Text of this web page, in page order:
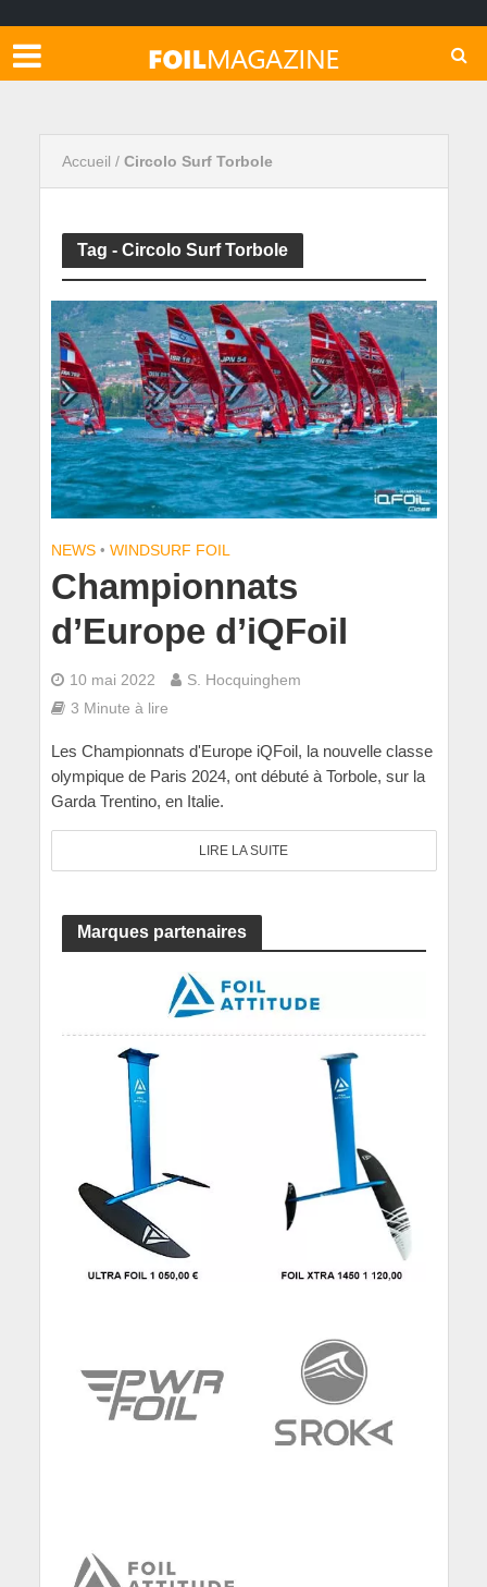
Accueil / Circolo Surf Torbole
Tag - Circolo Surf Torbole
NEWS • WINDSURF FOIL
Championnats
d’Europe d’iQFoil
10 mai 2022
S. Hocquinghem
3 Minute à lire
Les Championnats d'Europe iQFoil, la nouvelle classe
olympique de Paris 2024, ont débuté à Torbole, sur la
Garda Trentino, en Italie.
LIRE LA SUITE
Marques partenaires